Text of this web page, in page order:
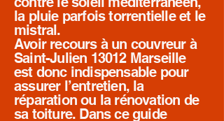
la pluie parfois torrentielle et le
mistral.
Avoir recours à un couvreur à
Saint-Julien 13012 Marseille
est donc indispensable pour
assurer l’entretien, la
réparation ou la rénovation de
sa toiture. Dans ce guide